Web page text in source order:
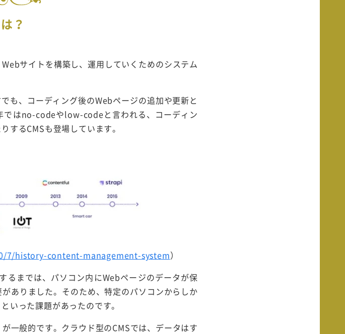
？
サイトを構築し、運用していくためのシステム
も、コーディング後のWebページの追加や更新と
ではno-codeやlow-codeと言われる、コーディン
するCMSも登場しています。
history-content-management-system）
るまでは、パソコン内にWebページのデータが保
ありました。そのため、特定のパソコンからしか
いった課題があったのです。
一般的です。クラウド型のCMSでは、データはす